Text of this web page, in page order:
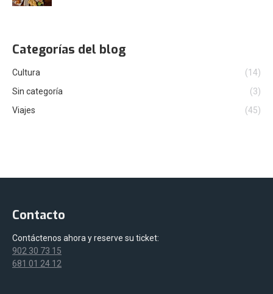
Categorías del blog
Cultura
(14)
Sin categoría
(3)
Viajes
(45)
Contacto
Contáctenos ahora y reserve su ticket:
902 30 73 15
681 01 24 12